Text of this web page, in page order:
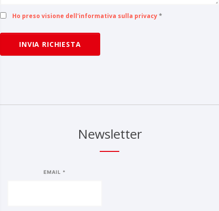
Ho preso visione dell'informativa sulla privacy*
INVIA RICHIESTA
Newsletter
EMAIL *